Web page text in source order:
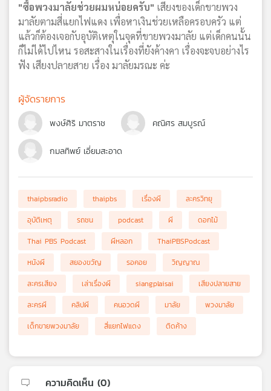
วิทยุ
เครือ
ข่าย
"ซื้อพวงมาลัยช่วยผมหน่อยครับ" เสียงของเด็กขายพวง
มาลัยตามสี่แยกไฟแดง เพื่อหาเงินช่วยเหลือครอบครัว แต่
แล้วก็ต้องเจอกับอุบัติเหตุในจุดที่ขายพวงมาลัย แต่เด็กคนนั้น
ก็ไม่ได้ไปไหน รอสะสางในเรื่องที่ยังค้างคา เรื่องจะจบอย่างไร
ฟัง เสียงปลายสาย เรื่อง มาลัยมรณะ ค่ะ
ผู้จัดรายการ
พงษ์ศิริ มาตราช คณิศร สมบูรณ์
กมลทิพย์ เอี่ยมสะอาด
thaipbsradio thaipbs เรื่องผี
ละครวิทยุ
อุบัติเหตุ
รถชน podcast ผี
ดอกไม้
Thai PBS Podcast
ผีหลอก
ThaiPBSPodcast
หนังผี
สยองขวัญ รอคอย
วิญญาณ
ละครเสียง
เล่าเรื่องผี siangplaisai
เสียงปลายสาย
ละครผี
คลิปผี คนอวดผี มาลัย
พวงมาลัย
เด็กขายพวงมาลัย
สี่แยกไฟแดง ติดค้าง
ความคิดเห็น (0)